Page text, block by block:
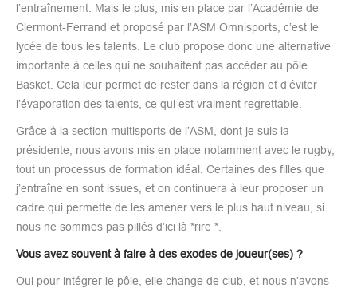
l’entraînement. Mais le plus, mis en place par l’Académie de
Clermont-Ferrand et proposé par l’ASM Omnisports, c’est le
lycée de tous les talents. Le club propose donc une alternative
importante à celles qui ne souhaitent pas accéder au pôle
Basket. Cela leur permet de rester dans la région et d’éviter
l’évaporation des talents, ce qui est vraiment regrettable.
Grâce à la section multisports de l’ASM, dont je suis la
présidente, nous avons mis en place notamment avec le rugby,
tout un processus de formation idéal. Certaines des filles que
j’entraîne en sont issues, et on continuera à leur proposer un
cadre qui permette de les amener vers le plus haut niveau, si
nous ne sommes pas pillés d’ici là *rire *.
Vous avez souvent à faire à des exodes de joueur(ses) ?
Oui pour intégrer le pôle, elle change de club, et nous n’avons